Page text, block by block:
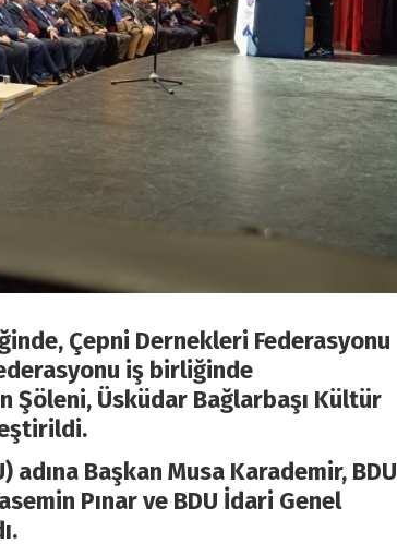
Çepni Dernekleri Federasyonu
iş birliğinde
Şöleni, Üsküdar Bağlarbaşı Kültür
Başkan Musa Karademir, BDU
Pınar ve BDU İdari Genel